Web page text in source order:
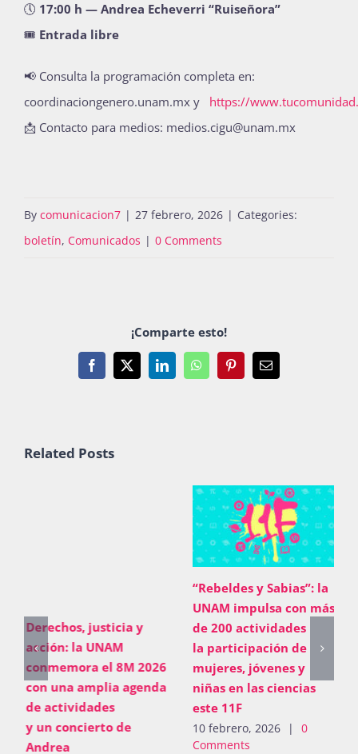
🕔 17:00 h — Andrea Echeverri “Ruiseñora”
🎟 Entrada libre
📢 Consulta la programación completa en:
coordinaciongenero.unam.mx y https://
📩 Contacto para medios: medios.cigu@unam.mx
By comunicacion7 | 27 febrero, 2026 | Categories:
boletín, Comunicados | 0 Comments
¡Comparte esto!
Facebook
X LinkedInWhatsAppPinterestEmail
Related Posts
Derechos, justicia y
acción: la UNAM
conmemora el 8M 2026
con una amplia agenda
de actividades
y un concierto de
Andrea
“Rebeldes y Sabias”: la
UNAM impulsa con más
de 200 actividades
la participación de
mujeres, jóvenes y
niñas en las ciencias
este 11F
10 febrero, 2026 |
0
Comments